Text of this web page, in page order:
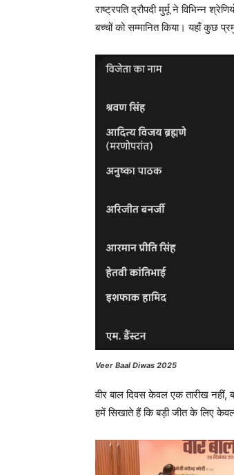
राष्ट्रपति द्रौपदी मुर्मू ने विभिन्न
बच्चों को सम्मानित किया। यहाँ कुछ
Veer Baal Diwas 2025
वीर बाल दिवस केवल एक तारीख
हमें सिखाते हैं कि बड़ी जीत के लिए